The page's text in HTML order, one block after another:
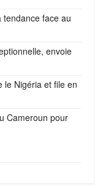
tendance face au
envoie
le Nigéria et file en
Cameroun pour